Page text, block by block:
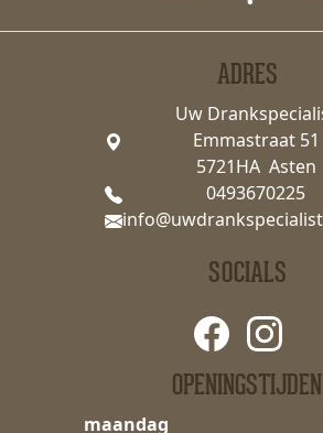
ADRES
Uw
Emmastraat 51
5721HA Asten
0493670225
OPENINGSTIJDEN
maandag
SOCIALS